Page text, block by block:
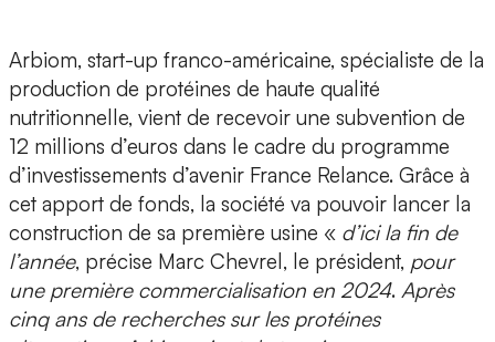
Arbiom, start-up franco-américaine, spécialiste de la
production de protéines de haute qualité
nutritionnelle, vient de recevoir une subvention de
12 millions d’euros dans le cadre du programme
d’investissements d’avenir France Relance. Grâce à
cet apport de fonds, la société va pouvoir lancer la
construction de sa première usine « d’ici la fin de
l’année, précise Marc Chevrel, le président, pour
une première commercialisation en 2024. Après
cinq ans de recherches sur les protéines